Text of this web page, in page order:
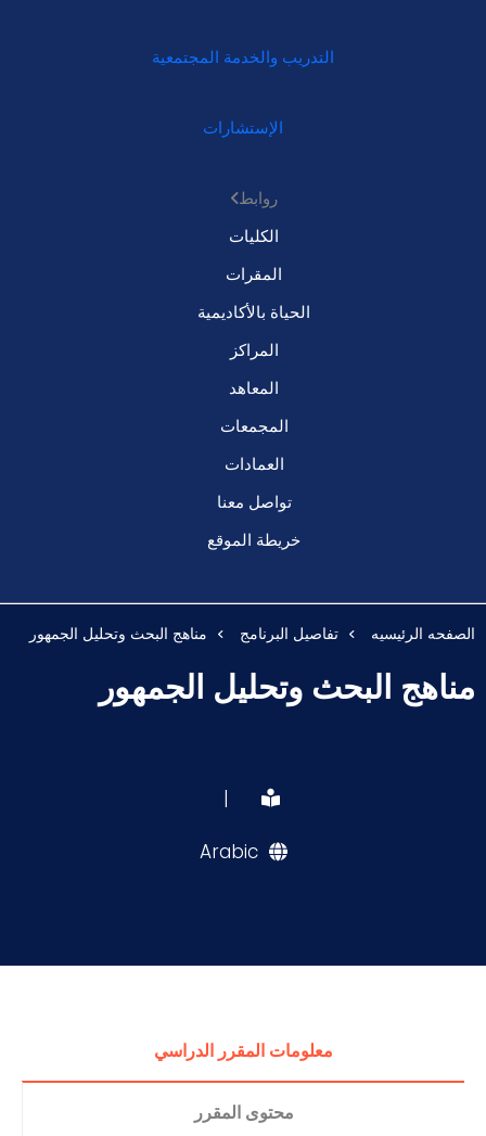
التدريب والخدمة المجتمعية
الإستشارات
روابط
الكليات
المقرات
الحياة بالأكاديمية
المراكز
المعاهد
المجمعات
العمادات
تواصل معنا
خريطة الموقع
الصفحه الرئيسيه تفاصيل البرنامج مناهج البحث وتحليل الجمهور
مناهج البحث وتحليل الجمهور
|
Arabic
معلومات المقرر الدراسي
محتوى المقرر